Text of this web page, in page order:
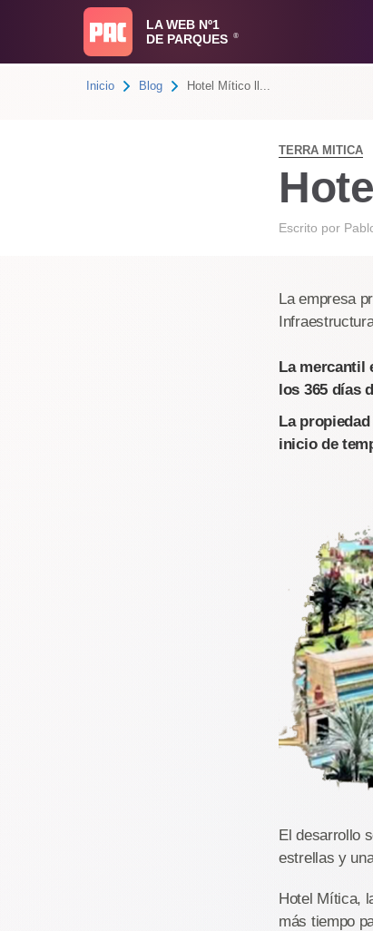
LA WEB Nº1
DE PARQUES
®
Inicio Blog Hotel Mítico ll...
TERRA MITICA
Escrito por
La empresa
La mercantil
los 365 días
La
inicio de
El desarrollo
estrellas y
Hotel Mítica,
más tiempo